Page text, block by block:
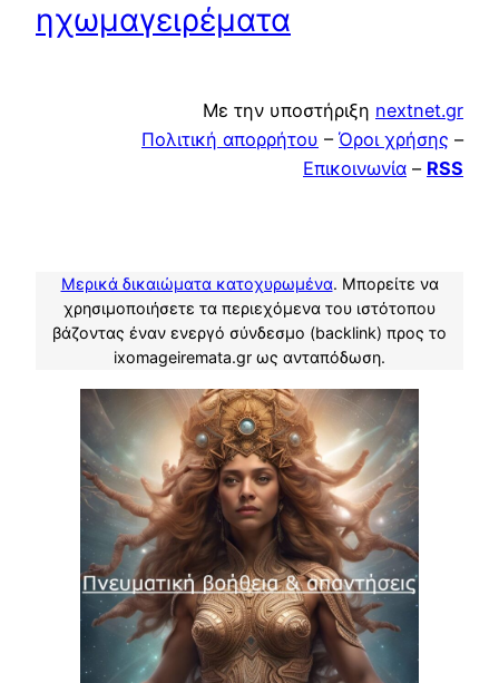
ηχωμαγειρέματα
Με την υποστήριξη nextnet.gr
Πολιτική απορρήτου – Όροι χρήσης –
Επικοινωνία – RSS
Μερικά δικαιώματα κατοχυρωμένα. Μπορείτε να
χρησιμοποιήσετε τα περιεχόμενα του ιστότοπου
βάζοντας έναν ενεργό σύνδεσμο (backlink) προς το
ixomageiremata.gr ως ανταπόδωση.